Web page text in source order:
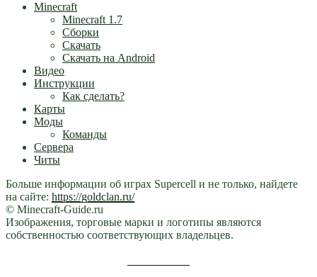
Minecraft
Minecraft 1.7
Сборки
Скачать
Скачать на Android
Видео
Инструкции
Как сделать?
Карты
Моды
Команды
Сервера
Читы
Больше информации об играх Supercell и не только, найдете
на сайте: https://goldclan.ru/
© Minecraft-Guide.ru
Изображения, торговые марки и логотипы являются
собственностью соответствующих владельцев.